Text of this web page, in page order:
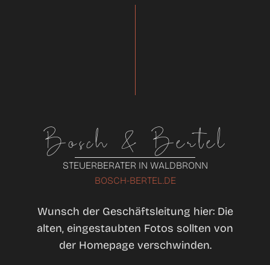
Bosch & Bertel
STEUERBERATER IN WALDBRONN
BOSCH-BERTEL.DE
Wunsch der Geschäftsleitung hier: Die
alten, eingestaubten Fotos sollten von
der Homepage verschwinden.